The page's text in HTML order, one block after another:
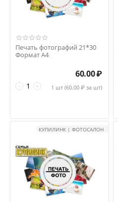
Печать фотографий 21*30
Формат А4
+
−
60.00₽
1 шт (60.00 ₽ за шт)
КУПИЛИНК | ФОТОСАЛОН